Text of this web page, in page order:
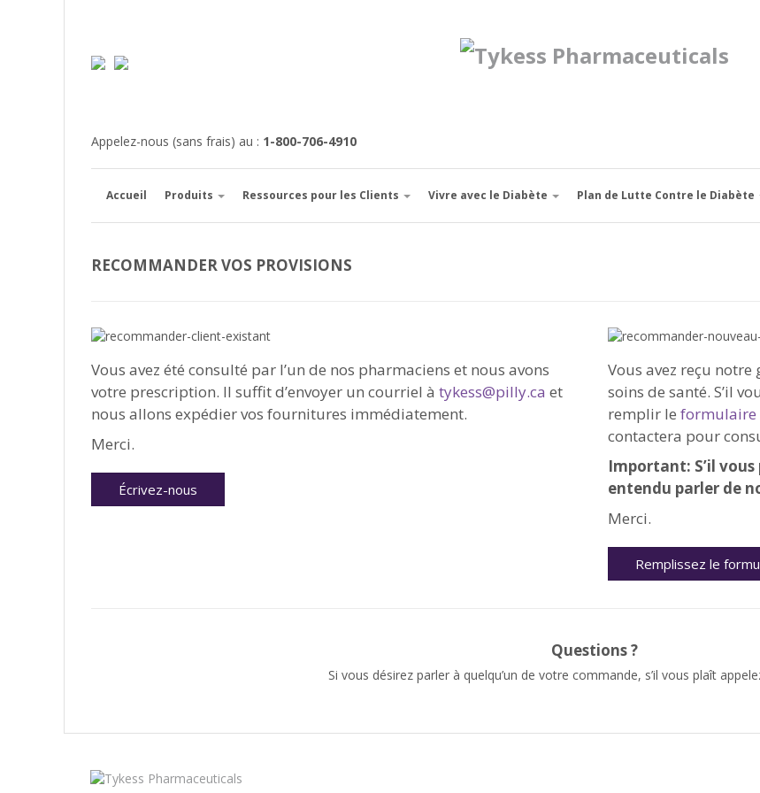
Appelez-nous (sans frais) au : 1-800-706-4910
Accueil Produits Ressources pour les Clients Vivre avec le Diabète Plan de Lutte Contre le Diabète
RECOMMANDER VOS PROVISIONS
Vous avez été consulté par l’un de nos pharmaciens et nous avons
votre prescription. Il suffit d’envoyer un courriel à tykess@pilly.ca et
nous allons expédier vos fournitures immédiatement.
Merci.
Écrivez-nous
Vous avez reçu
soins de santé. S’il
remplir le formulaire
contactera pour
Important: S’il
entendu parler de
Merci.
Remplissez le
Questions ?
Si vous désirez parler à quelqu’un de votre commande, s’il vous plaît